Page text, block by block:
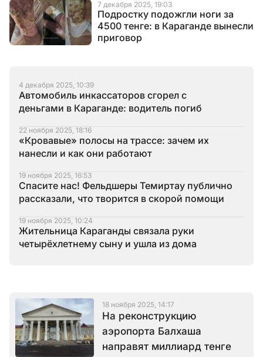
Подростку подожгли ноги за
4500 тенге: в Караганде вынесли
приговор
7 декабря 2025, 19:03
4 декабря 2025, 10:39
Автомобиль инкассаторов сгорел с
деньгами в Караганде: водитель погиб
22 ноября 2025, 18:16
«Кровавые» полосы на трассе: зачем их
нанесли и как они работают
19 ноября 2025, 16:53
Спасите нас! Фельдшеры Темиртау публично
рассказали, что творится в скорой помощи
19 ноября 2025, 10:24
Жительница Караганды связала руки
четырёхлетнему сыну и ушла из дома
18 ноября 2025, 14:17
На реконструкцию
аэропорта Балхаша
направят миллиард тенге